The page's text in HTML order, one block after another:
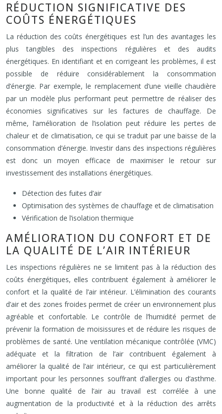
RÉDUCTION SIGNIFICATIVE DES
COÛTS ÉNERGÉTIQUES
La réduction des coûts énergétiques est l’un des avantages les
plus tangibles des inspections régulières et des audits
énergétiques. En identifiant et en corrigeant les problèmes, il est
possible de réduire considérablement la consommation
d’énergie. Par exemple, le remplacement d’une vieille chaudière
par un modèle plus performant peut permettre de réaliser des
économies significatives sur les factures de chauffage. De
même, l’amélioration de l’isolation peut réduire les pertes de
chaleur et de climatisation, ce qui se traduit par une baisse de la
consommation d’énergie. Investir dans des inspections régulières
est donc un moyen efficace de maximiser le retour sur
investissement des installations énergétiques.
Détection des fuites d’air
Optimisation des systèmes de chauffage et de climatisation
Vérification de l’isolation thermique
AMÉLIORATION DU CONFORT ET DE
LA QUALITÉ DE L’AIR INTÉRIEUR
Les inspections régulières ne se limitent pas à la réduction des
coûts énergétiques, elles contribuent également à améliorer le
confort et la qualité de l’air intérieur. L’élimination des courants
d’air et des zones froides permet de créer un environnement plus
agréable et confortable. Le contrôle de l’humidité permet de
prévenir la formation de moisissures et de réduire les risques de
problèmes de santé. Une ventilation mécanique contrôlée (VMC)
adéquate et la filtration de l’air contribuent également à
améliorer la qualité de l’air intérieur, ce qui est particulièrement
important pour les personnes souffrant d’allergies ou d’asthme.
Une bonne qualité de l’air au travail est corrélée à une
augmentation de la productivité et à la réduction des arrêts